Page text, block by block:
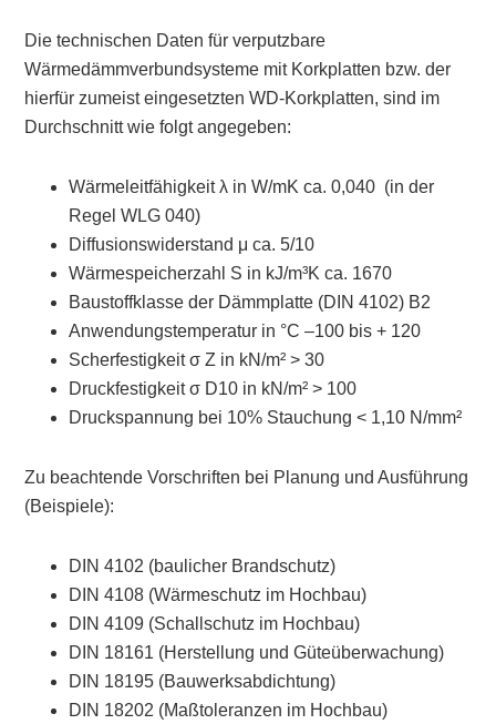
Die technischen Daten für verputzbare
Wärmedämmverbundsysteme mit Korkplatten bzw. der
hierfür zumeist eingesetzten WD-Korkplatten, sind im
Durchschnitt wie folgt angegeben:
Wärmeleitfähigkeit λ in W/mK ca. 0,040 (in der
Regel WLG 040)
Diffusionswiderstand μ ca. 5/10
Wärmespeicherzahl S in kJ/m³K ca. 1670
Baustoffklasse der Dämmplatte (DIN 4102) B2
Anwendungstemperatur in °C–100 bis + 120
Scherfestigkeit σZ in kN/m²> 30
Druckfestigkeit σ D10 in kN/m²> 100
Druckspannung bei 10% Stauchung < 1,10 N/mm²
Zu beachtende Vorschriften bei Planung und Ausführung
(Beispiele):
DIN 4102 (baulicher Brandschutz)
DIN 4108 (Wärmeschutz im Hochbau)
DIN 4109 (Schallschutz im Hochbau)
DIN 18161 (Herstellung und Güteüberwachung)
DIN 18195 (Bauwerksabdichtung)
DIN 18202 (Maßtoleranzen im Hochbau)